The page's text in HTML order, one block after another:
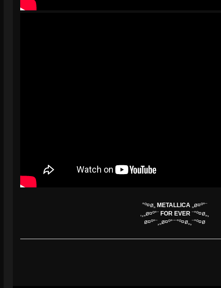
°º¤ø„ METALLICA„ø¤º°¨
,¸„ø¤º°¨ FOR EVER¨°º¤ø„¸
ø¤º°¨¸„ø¤º°¨¨°º¤ø„¸¨°º¤ø